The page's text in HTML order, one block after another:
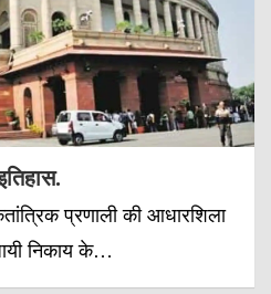
प्रणाली की आधारशिला
निकाय के…